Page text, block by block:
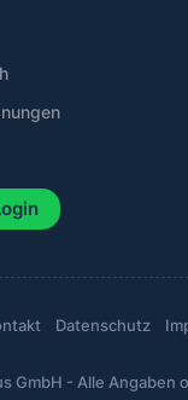
GmbH - Alle Angaben
Datenschutz